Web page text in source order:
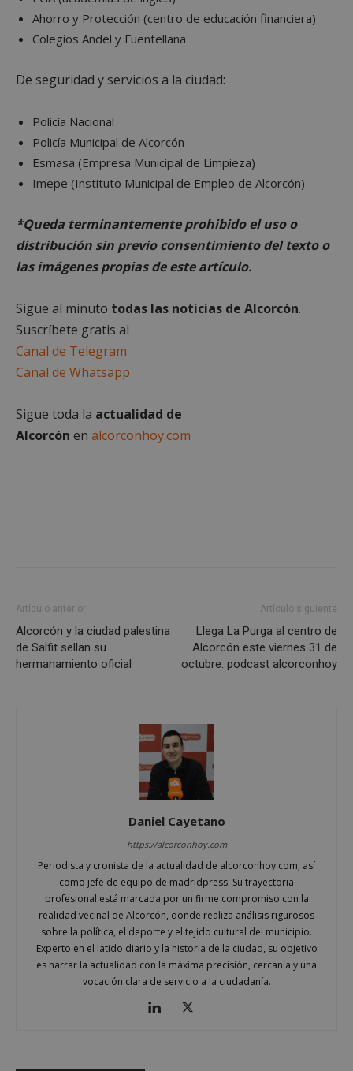
Ahorro y Protección (centro de educación financiera)
Colegios Andel y Fuentellana
De seguridad y servicios a la ciudad:
Policía Nacional
Policía Municipal de Alcorcón
Esmasa (Empresa Municipal de Limpieza)
Imepe (Instituto Municipal de Empleo de Alcorcón)
*Queda terminantemente prohibido el uso o
distribución sin previo consentimiento del texto o
las imágenes propias de este artículo.
Sigue al minuto todas las noticias de Alcorcón.
Suscríbete gratis al
Canal de Telegram
Canal de Whatsapp
Sigue toda la actualidad de
Alcorcón en alcorconhoy.com
Artículo anterior
Alcorcón y la ciudad palestina
de Salfit sellan su
hermanamiento oficial
Artículo siguiente
Llega La Purga al centro de
Alcorcón este viernes 31 de
octubre: podcast alcorconhoy
Daniel Cayetano
https://alcorconhoy.com
Periodista y cronista de la actualidad de alcorconhoy.com, así
como jefe de equipo de madridpress. Su trayectoria
profesional está marcada por un firme compromiso con la
realidad vecinal de Alcorcón, donde realiza análisis rigurosos
sobre la política, el deporte y el tejido cultural del municipio.
Experto en el latido diario y la historia de la ciudad, su objetivo
es narrar la actualidad con la máxima precisión, cercanía y una
vocación clara de servicio a la ciudadanía.
Cookies no clasificadas
inicio de sesión de usuario y la gestión de cuentas.
El sitio web no se puede utilizar correctamente sin
PHPSESSID
PHP.net
alcorconhoy.com
Spotify Inc.
VISITOR_PRIVACY_METADATA
.youtube.com